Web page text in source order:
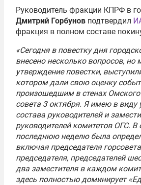
Руководитель фракции КПРФ в
Дмитрий Горбунов подтвердил
фракция в полном составе
«Сегодня в повестку дня
внесено несколько вопросов, но
утверждение повестки,
котором дали свою оценку
произошедшим в стенах Омского
совета 3 октября. Я имею в виду
состава руководителей и
руководителей комитетов ОГС. В
последнюю неделю была
включая председателя
председателя, председателей
два заместителя в каждом
здесь полностью доминирует